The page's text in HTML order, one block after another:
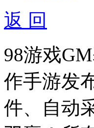
返 回
98游戏
作手游发
件、自动